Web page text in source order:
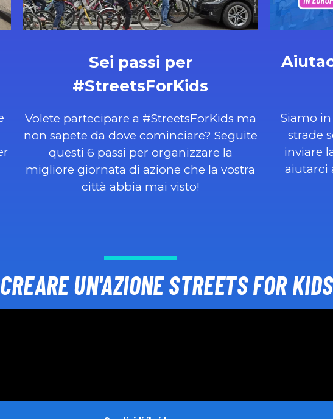
Sei passi per
#StreetsForKids
Volete partecipare a #StreetsForKids ma
non sapete da dove cominciare? Seguite
questi 6 passi per organizzare la
migliore giornata di azione che la vostra
città abbia mai visto!
Siamo
strade
inviare
aiutarci
UN'AZIONE STREETS FOR KIDS